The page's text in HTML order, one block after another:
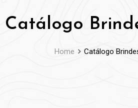
Catálogo
Home Catálogo